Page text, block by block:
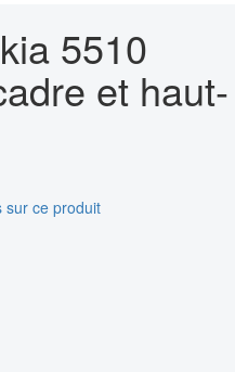
5510
et haut-
sur ce produit